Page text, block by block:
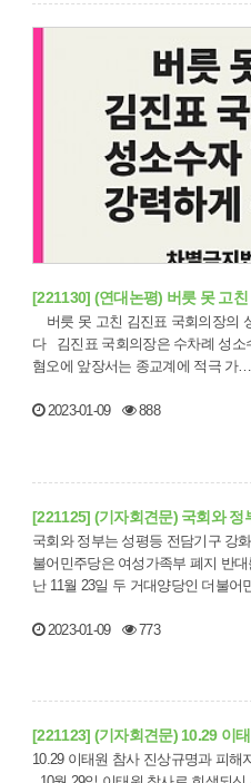
[221130] (연대논평) 버릇 못 고
다 김진표 국회의장은 수차례 성소수자 혐오발언을 일삼으며 성소수자
혐오에 앞장서는 종교계에 적극 가…
2023-01-09 888
[221125] (기자회견문) 국회와
국회와 정부는 성평등 전담기구 강
불어민주당은 여성가족부 폐지 반대
난 11월 23일 두 거대양당인 더불어
2023-01-09
773
[221123] (기자회견문) 10.29 이
10.29 이태원 참사 진상규명과 피